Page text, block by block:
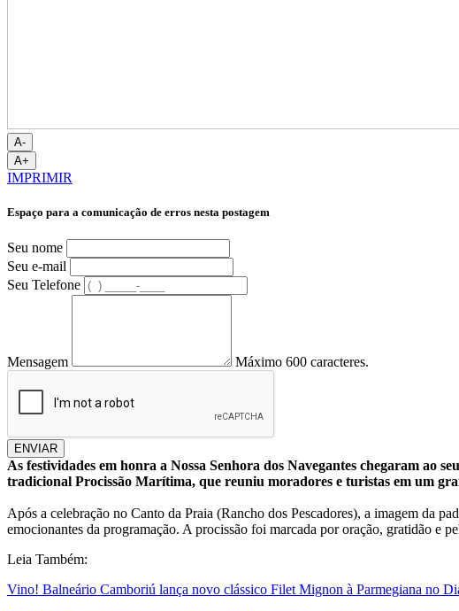
A-
A+
IMPRIMIR
Espaço para a comunicação de erros nesta postagem
Seu nome
Seu e-mail
Seu Telefone
Mensagem Máximo 600 caracteres.
ENVIAR
As festividades em honra a Nossa Senhora dos Navegantes chegaram ao
tradicional Procissão Marítima, que reuniu moradores e turistas em um
Após a celebração no Canto da Praia (Rancho dos Pescadores), a imagem da
emocionantes da programação. A procissão foi marcada por oração, gratidão e
Leia Também:
Vino! Balneário Camboriú lança novo clássico Filet Mignon à Parmegiana no